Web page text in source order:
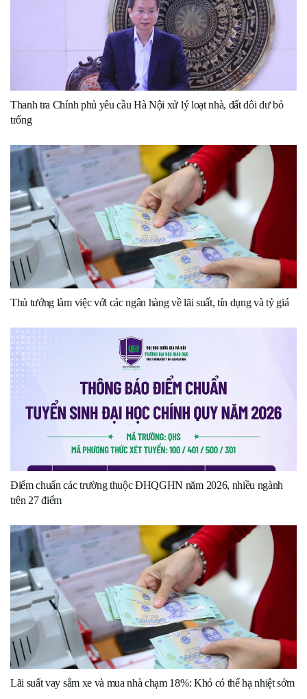
Thanh tra Chính phủ yêu cầu Hà Nội xử lý loạt nhà, đất dôi dư bỏ
trống
Thủ tướng làm việc với các ngân hàng về lãi suất, tín dụng và tỷ giá
Điểm chuẩn các trường thuộc ĐHQGHN năm 2026, nhiều ngành
trên 27 điểm
Lãi suất vay sắm xe và mua nhà chạm 18%: Khó có thể hạ nhiệt sớm